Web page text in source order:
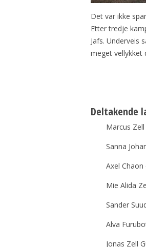
Det var ikke
Etter tredje
Jafs. Underveis
meget vellykket
Deltakende
Marcus
Sanna
Axel
Mie Alida
Sander
Alva
Jonas Zell